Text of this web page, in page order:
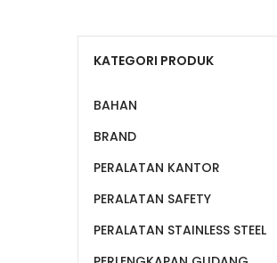
KATEGORI PRODUK
BAHAN
BRAND
PERALATAN KANTOR
PERALATAN SAFETY
PERALATAN STAINLESS STEEL